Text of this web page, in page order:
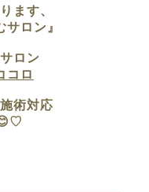
ます、
サロン』
ロン
コロ
術対応